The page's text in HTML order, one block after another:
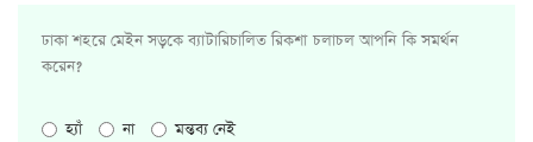
ঢাকা শহরে মেইন সড়কে ব্যাটারিচালিত রিকশা চলাচল আপনি কি সমর্থন
করেন?
হ্যাঁ না মন্তব্য নেই